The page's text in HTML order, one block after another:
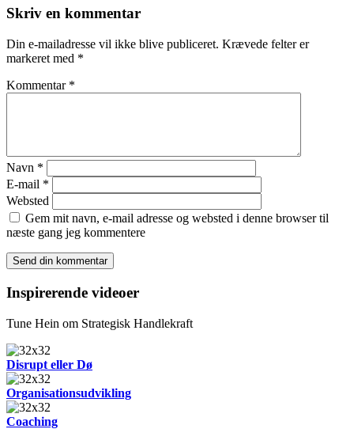
Skriv en kommentar
Din e-mailadresse vil ikke blive publiceret. Krævede felter er
markeret med *
Kommentar *
Navn *
E-mail *
Websted
Gem mit navn, e-mail adresse og websted i denne browser til
næste gang jeg kommentere
Inspirerende videoer
Tune Hein om Strategisk Handlekraft
Disrupt eller Dø
Organisationsudvikling
Coaching